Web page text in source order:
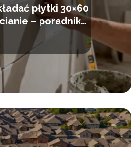
płytki 30×60
– poradnik
po kroku